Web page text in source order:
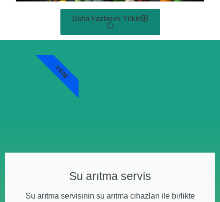
Daha Fazlasını Yükle
Su arıtma servis
Su arıtma servisinin su arıtma cihazları ile birlikte
YENI